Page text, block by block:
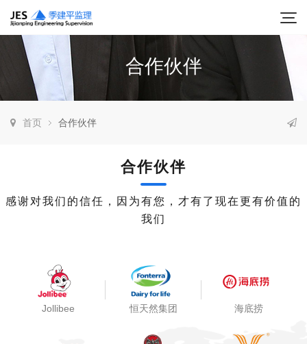
合作伙伴
首页 合作伙伴
合作伙伴
感谢对我们的信任，因为有您，才有了现在更有价值的
我们
Jollibee 恒天然集团 海底捞